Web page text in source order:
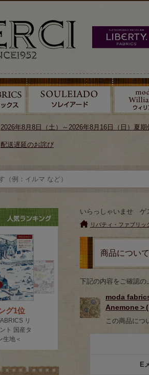
2026年8月8日（土）～2026年8月16日（日）夏
配送遅延のお詫び
いらっしゃいませ ゲ
リバティ・ファブリッ
商品につい
下記の内容をご確認の
moda
Anemone＞
この商品につ
E